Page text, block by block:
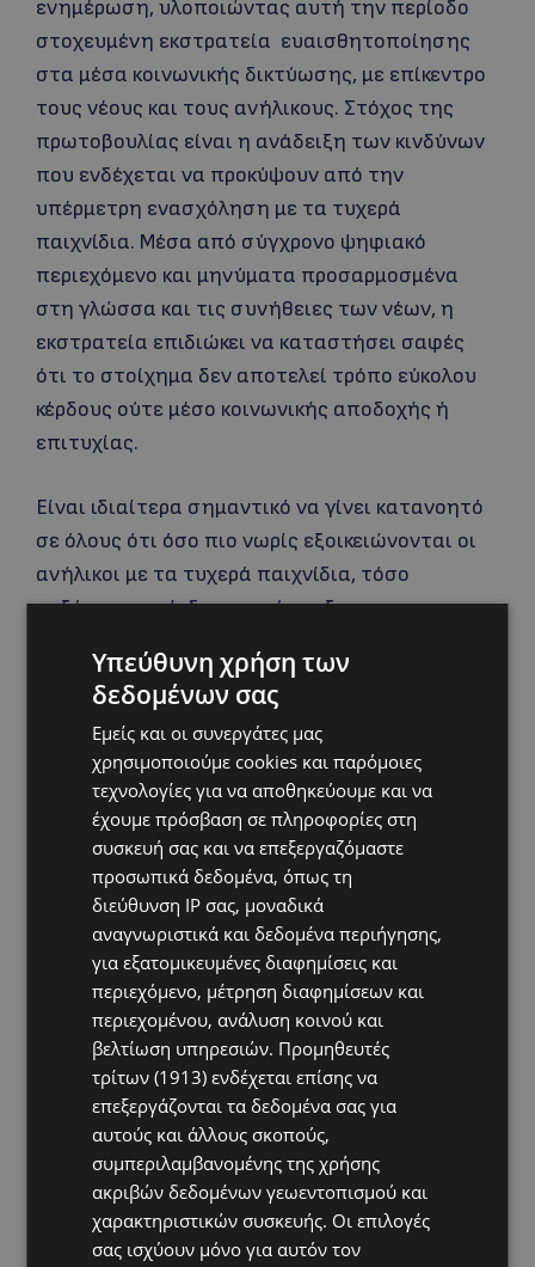
ενημέρωση, υλοποιώντας αυτή την περίοδο
στοχευμένη εκστρατεία ευαισθητοποίησης
στα μέσα κοινωνικής δικτύωσης, με επίκεντρο
τους νέους και τους ανήλικους. Στόχος της
πρωτοβουλίας είναι η ανάδειξη των κινδύνων
που ενδέχεται να προκύψουν από την
υπέρμετρη ενασχόληση με τα τυχερά
παιχνίδια. Μέσα από σύγχρονο ψηφιακό
περιεχόμενο και μηνύματα προσαρμοσμένα
στη γλώσσα και τις συνήθειες των νέων, η
εκστρατεία επιδιώκει να καταστήσει σαφές
ότι το στοίχημα δεν αποτελεί τρόπο εύκολου
κέρδους ούτε μέσο κοινωνικής αποδοχής ή
επιτυχίας.
Είναι ιδιαίτερα σημαντικό να γίνει κατανοητό
σε όλους ότι όσο πιο νωρίς εξοικειώνονται οι
ανήλικοι με τα τυχερά παιχνίδια, τόσο
αυξάνεται ο κίνδυνος ανάπτυξης
στο μέλλον. Στο πλαίσιο αυτό, ο ρόλος των
γονέων είναι καθοριστικός. Οι γονείς οφείλουν
να βρίσκονται σε εγρήγορση, ιδιαίτερα κατά τη
διάρκεια των μεγάλων αθλητικών
διοργανώσεων, όταν η προβολή στοιχηματικού
περιεχομένου αυξάνεται αισθητά. Είναι
σημαντικό να παρακολουθούν πιθανές αλλαγές
στη συμπεριφορά των παιδιών τους, όπως
απομόνωση, συχνές αναφορές στο στοίχημα,
μεταβολές στις συνήθειες ύπνου ή ακόμη και
αδικαιολόγητη ανάγκη για χρήματα.
Παράλληλα, είναι αναγκαίο οι γονείς να
διατηρούν ανοικτό και ειλικρινή διάλογο με τα
παιδιά τους σχετικά με τους κινδύνους των
τυχερών παιχνιδιών, ξεκαθαρίζοντας ότι αυτά
δεν αποτελούν τρόπο εύκολου κέρδους. Η
πρόληψη, η ενημέρωση και η ανοιχτή
Υπεύθυνη χρήση των
δεδομένων σας
Εμείς και οι συνεργάτες μας
χρησιμοποιούμε cookies και παρόμοιες
τεχνολογίες για να αποθηκεύουμε και να
έχουμε πρόσβαση σε πληροφορίες στη
συσκευή σας και να επεξεργαζόμαστε
προσωπικά δεδομένα, όπως τη
διεύθυνση IP σας, μοναδικά
αναγνωριστικά και δεδομένα περιήγησης,
για εξατομικευμένες διαφημίσεις και
περιεχόμενο, μέτρηση διαφημίσεων και
περιεχομένου, ανάλυση κοινού και
βελτίωση υπηρεσιών. Προμηθευτές
τρίτων (1913) ενδέχεται επίσης να
επεξεργάζονται τα δεδομένα σας για
αυτούς και άλλους σκοπούς,
συμπεριλαμβανομένης της χρήσης
ακριβών δεδομένων γεωεντοπισμού και
χαρακτηριστικών συσκευής. Οι επιλογές
σας ισχύουν μόνο για αυτόν τον